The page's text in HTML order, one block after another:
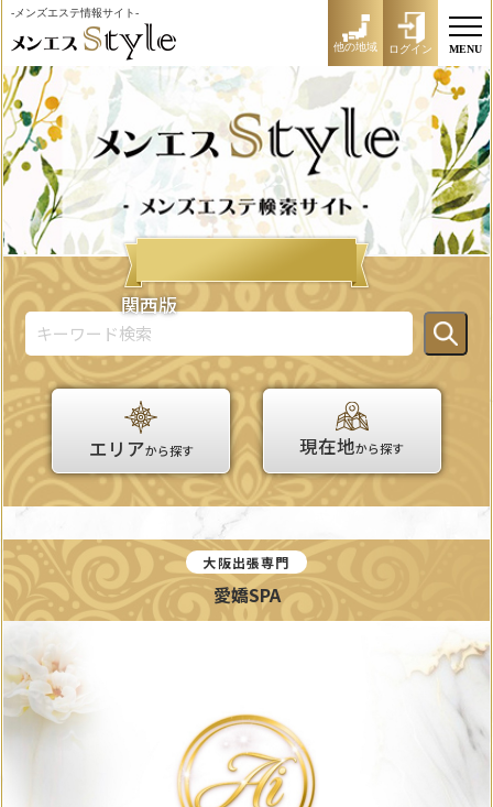
-メンズエステ情報サイト-
他の地域 ログイン MENU
関西版
エリアから探す 現在地から探す
大阪出張専門
愛嬌SPA